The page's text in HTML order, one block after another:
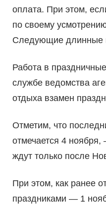
оплата. При этом,
по своему
Следующие длинные
Работа в
службе ведомства
отдыха взамен
Отметим, что
отмечается 4
ждут только после
При этом, как ранее
праздниками — 1